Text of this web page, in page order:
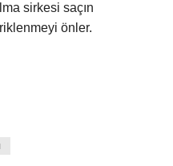
sirkesi saçın
önler.